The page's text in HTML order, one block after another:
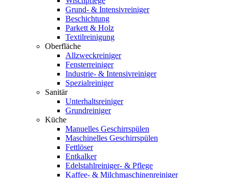
Grund- & Intensivreiniger
Beschichtung
Parkett & Holz
Textilreinigung
Oberfläche
Allzweckreiniger
Fensterreiniger
Industrie- & Intensivreiniger
Spezialreiniger
Sanitär
Unterhaltsreiniger
Grundreiniger
Küche
Manuelles Geschirrspülen
Maschinelles Geschirrspülen
Fettlöser
Entkalker
Edelstahlreiniger- & Pflege
Kaffee- & Milchmaschinenreiniger